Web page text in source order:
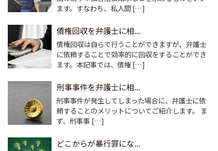
ます。すなわち、私人間 […]
債権回収を弁護士に相...
債権回収は自らで行うことができますが、弁護士
に依頼することで効率的に回収をすることができ
ます。本記事では、債権 […]
刑事事件を弁護士に相...
刑事事件が発生してしまった場合に、弁護士に依
頼することのメリットについてご紹介します。 ま
ず、刑事事 […]
どこからが暴行罪にな...